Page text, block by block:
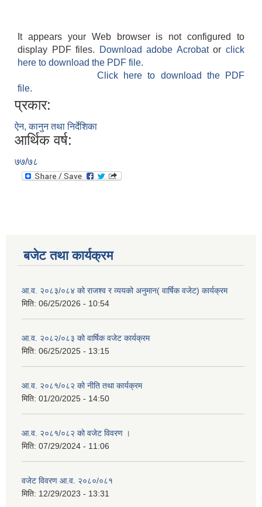
It appears your Web browser is not configured to
display PDF files.
Download adobe Acrobatorclick
here to download the PDF file.
Click here to download the PDF
file.
प्रकार:
ऐन, कानुन तथा निर्देशिका
आर्थिक वर्ष:
७७/७८
बजेट तथा कार्यक्रम
आ.व. २०८३/०८४ को राजश्व र व्ययको अनुमान( वार्षिक वजेट) कार्यक्रम
मिति: 06/25/2026 - 10:54
आ.व. २०८२/०८३ को वार्षिक वजेट कार्यक्रम
मिति: 06/25/2025 - 13:15
आ.व. २०८१/०८२ को नीति तथा कार्यक्रम
मिति: 01/20/2025 - 14:50
आ.व. २०८१/०८२ को वजेट विवरण ।
मिति: 07/29/2024 - 11:06
वजेट विवरण आ.व. २०८०/०८१
मिति: 12/29/2023 - 13:31